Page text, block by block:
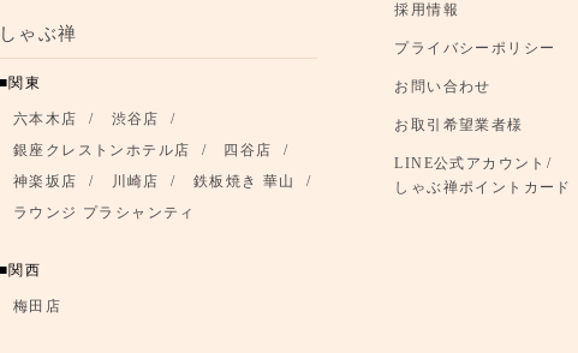
しゃぶ禅
関東
六本木店
渋谷店
銀座クレストンホテル店
四谷店
神楽坂店
川崎店
鉄板焼き 華山
ラウンジ プラシャンティ
関西
梅田店
採用情報
プライバシーポリシー
お問い合わせ
お取引希望業者様
LINE公式アカウント/
しゃぶ禅ポイントカード